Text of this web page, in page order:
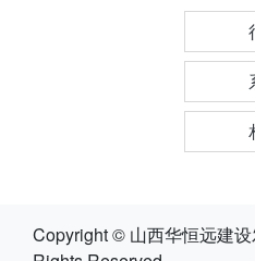
Copyright © 山西华恒远建